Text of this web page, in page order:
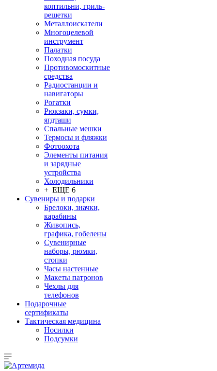
коптильни, гриль-
решетки
Металлоискатели
Многоцелевой
инструмент
Палатки
Походная посуда
Противомоскитные
средства
Радиостанции и
навигаторы
Рогатки
Рюкзаки, сумки,
ягдташи
Спальные мешки
Термосы и фляжки
Фотоохота
Элементы питания
и зарядные
устройства
Холодильники
+ ЕЩЕ 6
Сувениры и подарки
Брелоки, значки,
карабины
Живопись,
графика, гобелены
Сувенирные
наборы, рюмки,
стопки
Часы настенные
Макеты патронов
Чехлы для
телефонов
Подарочные
сертификаты
Тактическая медицина
Носилки
Подсумки